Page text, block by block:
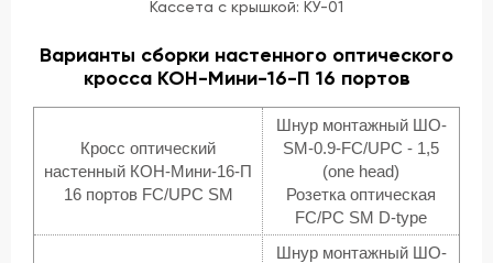
Кассета с крышкой: КУ-01
Варианты сборки настенного оптического
кросса КОН-Мини-16-П 16 портов
Кросс оптический
настенный КОН-Мини-16-П
16 портов FC/UPC SM
Шнур монтажный ШО-
SM-0.9-FC/UPC - 1,5
(one head)
Розетка оптическая
FC/PC SM D-type
Шнур монтажный ШО-